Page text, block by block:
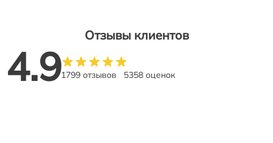
Отзывы клиентов
4.91799 отзывов 5358 оценок